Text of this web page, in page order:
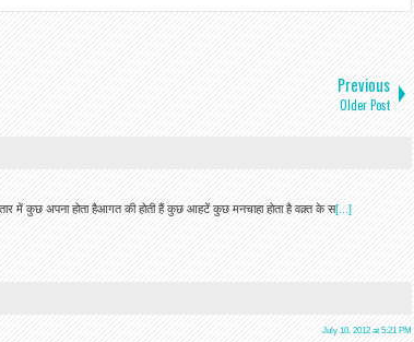
Previous
Older Post
में कुछ अपना होता हैआगत की होती हैं कुछ आहटें कुछ मनचाहा होता है वक़्त के स[...]
July 10, 2012 at 5:21 PM